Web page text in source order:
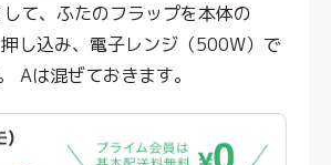
て、ふたのフラップを本体の
押し込み、電子レンジ（500W）で
Aは混ぜておきます。